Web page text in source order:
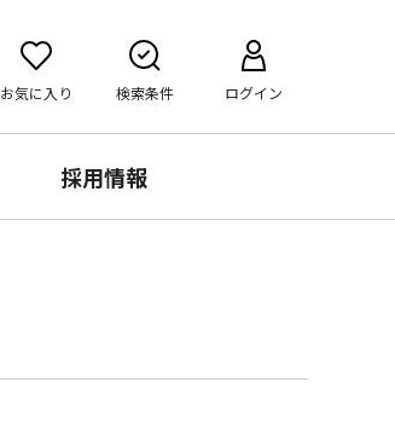
お気に入り 検索条件 ログイン
採用情報